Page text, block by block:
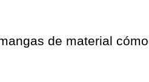
de material